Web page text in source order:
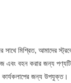
সাথে মিশ্রিত, আমাদের
এবং বহন করার জন্য
কার্যকলাপের জন্য উপযুক্ত।